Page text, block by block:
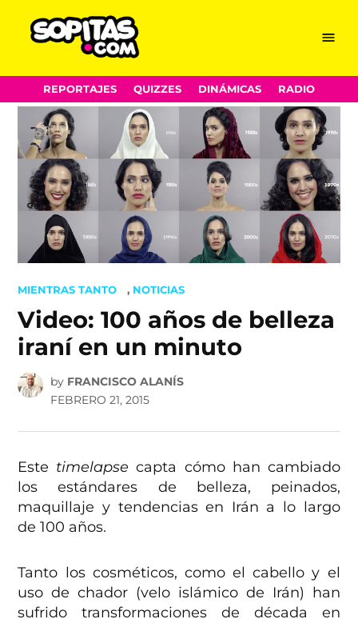
Skip
to
content
Menu
REPORTAJES QUIZZES DINÁMICAS RADIO
POSTED
MIENTRAS TANTO , NOTICIAS
Video: 100 años de belleza
iraní en un minuto
by FRANCISCO ALANÍS
FEBRERO 21, 2015
Este timelapse capta cómo han cambiado
los estándares de belleza, peinados,
maquillaje y tendencias en Irán a lo largo
de 100 años.
Tanto los cosméticos, como el cabello y el
uso de chador (velo islámico de Irán) han
sufrido transformaciones de década en